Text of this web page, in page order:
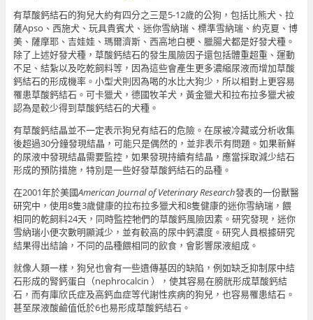
有草酸鈣結石的狗兒大約有四分之三是5-12歲的公狗，包括比熊犬、拉
薩Apso、西施犬、玩具貴賓犬、迷你雪納瑞、標準雪納瑞、約克夏、博
美、薩摩耶、吉娃娃、瑪爾濟斯、西高地白梗、臘腸犬都是好發犬種。
除了上述好發犬種，草酸鈣結石的發生風險因子還包括體重超重、運動
不足、結紮以及吃乾飼料等，因為這些會產生更多濃縮尿液而增加草酸
鈣結石的形成機率。小型犬則因為喝的水比大狗少，所以相對上更容易
罹患草酸鈣結石。可卡獵犬，德國牧羊犬，黃金獵犬和拉布拉多獵犬被
認為是較少得到草酸鈣結石的犬種。
有草酸鈣結晶並不一定表示狗兒有結石的危險。在尿被冷藏或分析收集
後超過30分鐘發現結晶，可能只是偶然的，並非表示有問題。如果新鮮
的尿液中發現結晶需要監控，如果發現持續有結晶，應當採取減少結石
形成的預防措施，特別是一些好發草酸鈣結石的品種。
在2001年於美國American Journal of Veterinary Research發表的一份獸醫
研究中，使用8隻3歲健康的拉布拉多獵犬和8隻健康的迷你雪納瑞，餵
相同的乾飼料24天，同時監控牠們的草酸鈣風險因素。研究發現，迷你
雪納瑞小便次數明顯減少，並有較高的尿中鈣濃度。研究人員根據研究
結果得出結論，不同的品種餵相同的飲食，會影響尿液組成。
就像人類一樣，狗兒也會有一些遺傳基因的缺陷，例如缺乏抑制尿中結
石形成的腎鈣蛋白（nephrocalcin ），使其容易在膀胱形成草酸鈣結
石，而有庫欣氏症及高鈣血症等代謝性疾病的狗兒，也容易罹患結石。
甚至尿液酸鹼值低於6也易形成草酸鈣結石。